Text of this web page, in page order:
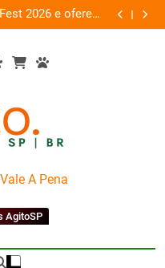
2026 e oferece
de até 50%
A Pena
AgitoSP